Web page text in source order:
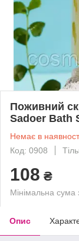
Поживний
Sadoer Bath
Немає в
Код: 0908
108 ₴
Мінімальна
Опис